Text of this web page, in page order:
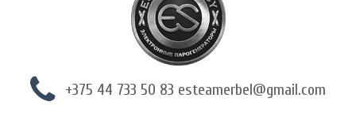
+375 44 733 50 83 esteamerbel@gmail.com